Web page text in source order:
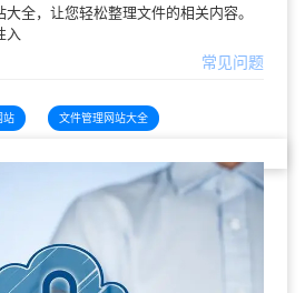
全，让您轻松整理文件的相关内容。
入
常见问题
站 文件管理网站大全